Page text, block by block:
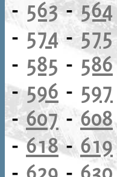
- 563-564
- 574 -575
- 585 - 586
-596 - 597
-607-608
-618-619